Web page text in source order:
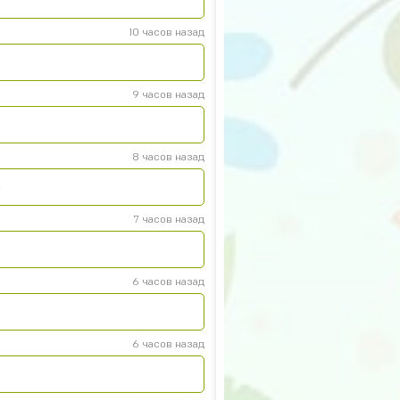
10 часов назад
9 часов назад
8 часов назад
7 часов назад
6 часов назад
6 часов назад